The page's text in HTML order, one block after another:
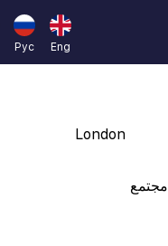
Eng
Рус
Dubai
London
مجتمع